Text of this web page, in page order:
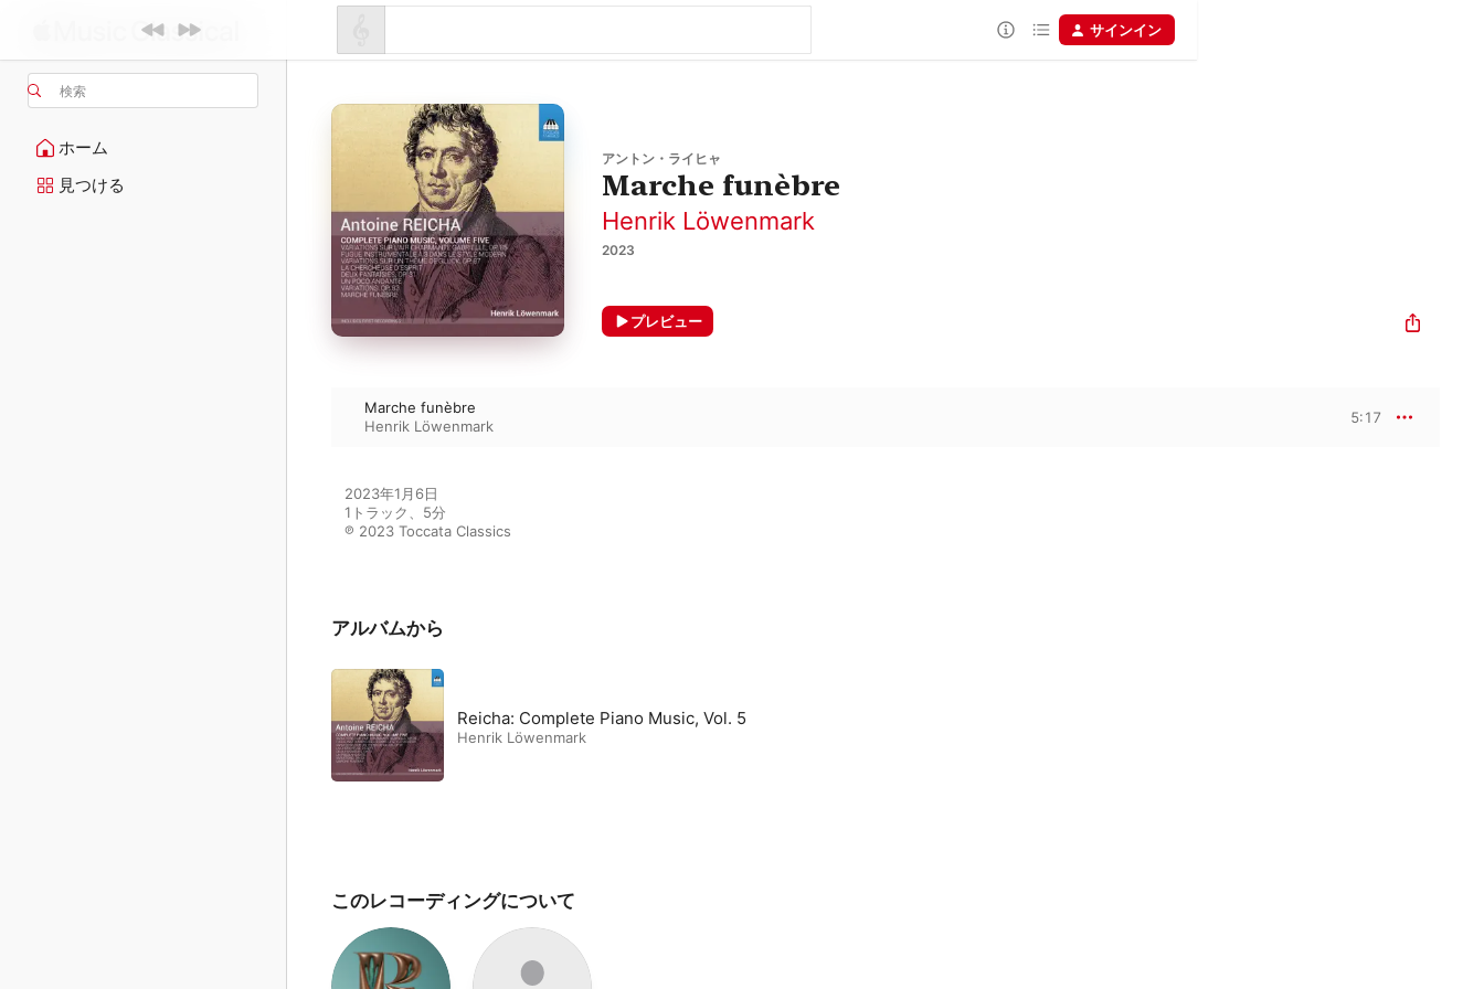
検索
ホーム
見つける
サインイン
アントン・ライヒャ
Marche funèbre
Henrik Löwenmark
2023
プレビュー
Marche funèbre
Henrik Löwenmark
5:17
2023年1月6日
1トラック、5分
℗ 2023 Toccata Classics
アルバムから
Reicha: Complete Piano Music, Vol. 5
Henrik Löwenmark
このレコーディングについて